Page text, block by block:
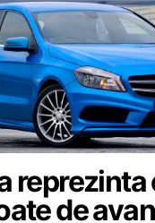
de